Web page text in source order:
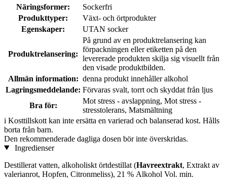
Näringsformer:
Sockerfri
Produkttyper:
Växt- och örtprodukter
Egenskaper:
UTAN socker
Produktrelansering:
På grund av en produktrelansering kan
förpackningen eller etiketten på den
levererade produkten skilja sig visuellt från
den visade produktbilden.
Allmän information: denna produkt innehåller alkohol
Lagringsmeddelande: Förvaras svalt, torrt och skyddat från ljus
Bra för:
Mot stress - avslappning, Mot stress -
stresstolerans, Matsmältning
i Kosttillskott kan inte ersätta en varierad och balanserad kost. Hålls
borta från barn.
Den rekommenderade dagliga dosen bör inte överskridas.
Ingredienser
Destillerat vatten, alkoholiskt örtdestillat (Havreextrakt, Extrakt av
valerianrot, Hopfen, Citronmeliss), 21 % Alkohol Vol. min.